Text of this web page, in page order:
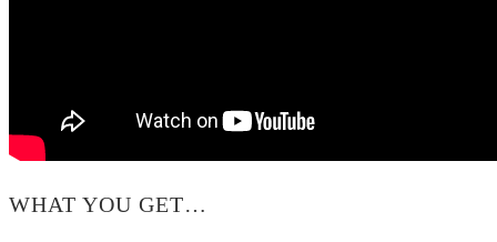
WHAT YOU GET…